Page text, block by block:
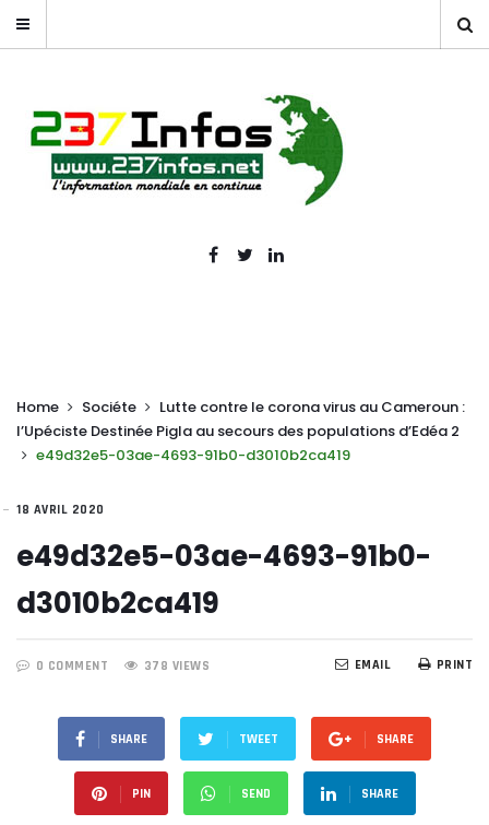
Home Sociéte
Lutte contre le corona virus au Cameroun :
l’Upéciste Destinée Pigla au secours des populations d’Edéa 2
e49d32e5-03ae-4693-91b0-d3010b2ca419
18 AVRIL 2020
e49d32e5-03ae-4693-91b0-
d3010b2ca419
0 COMMENT 378 VIEWS PRINT
EMAIL
SHARE TWEET SHARE
PIN SEND SHARE